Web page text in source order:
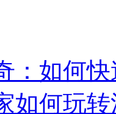
：如何
如何玩